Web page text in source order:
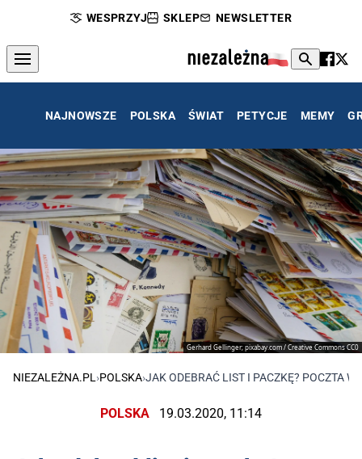
WESPRZYJ SKLEP NEWSLETTER
NAJNOWSZE POLSKA ŚWIAT PETYCJE MEMY
Gerhard Gellinger; pixabay.com / Creative Commons CC0
NIEZALEŻNA.PL›POLSKA›JAK ODEBRAĆ LIST I PACZKĘ? POCZTA
POLSKA 19.03.2020, 11:14